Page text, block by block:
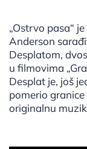
„Ostrvo pasa“
Anderson
Desplatom,
u filmovima
Desplat je, još
pomerio
originalnu